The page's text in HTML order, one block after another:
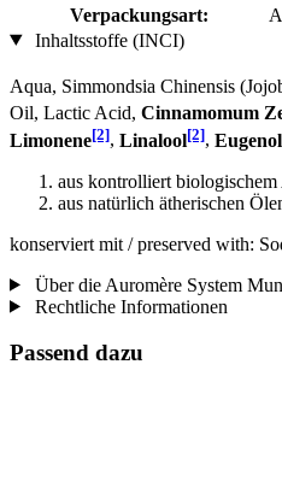
Verpackungsart:
Inhaltsstoffe (INCI)
Aqua, Simmondsia Chinensis
Oil, Lactic Acid, Cinnamomum
Limonene[2], Linalool[2], Eugenol
aus kontrolliert biologischem
aus natürlich ätherischen
konserviert mit / preserved with:
Über die Auromère System
Rechtliche Informationen
Passend dazu